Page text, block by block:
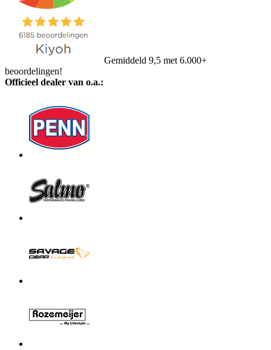
Gemiddeld 9,5 met 6.000+
beoordelingen!
Officieel dealer van o.a.: